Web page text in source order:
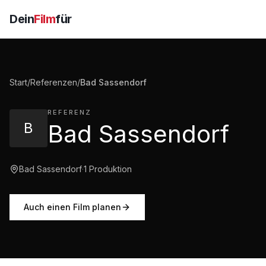
DeinFilmfür
Start/Referenzen/Bad Sassendorf
B
REFERENZ
Bad Sassendorf
Bad Sassendorf·1 Produktion
Auch einen Film planen